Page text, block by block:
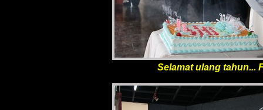
Selamat ulang tahun...